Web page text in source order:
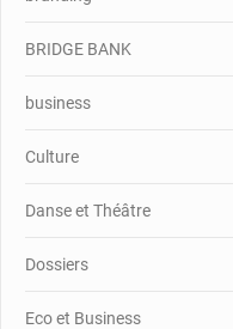
BRIDGE BANK
business
Culture
Danse et Théâtre
Dossiers
Eco et Business